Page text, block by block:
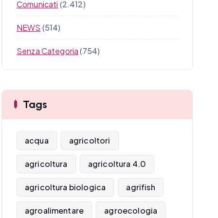
Comunicati (2.412)
NEWS (514)
Senza Categoria(754)
Tags
acqua agricoltori
agricoltura agricoltura 4.0
agricoltura biologica agrifish
agroalimentare agroecologia